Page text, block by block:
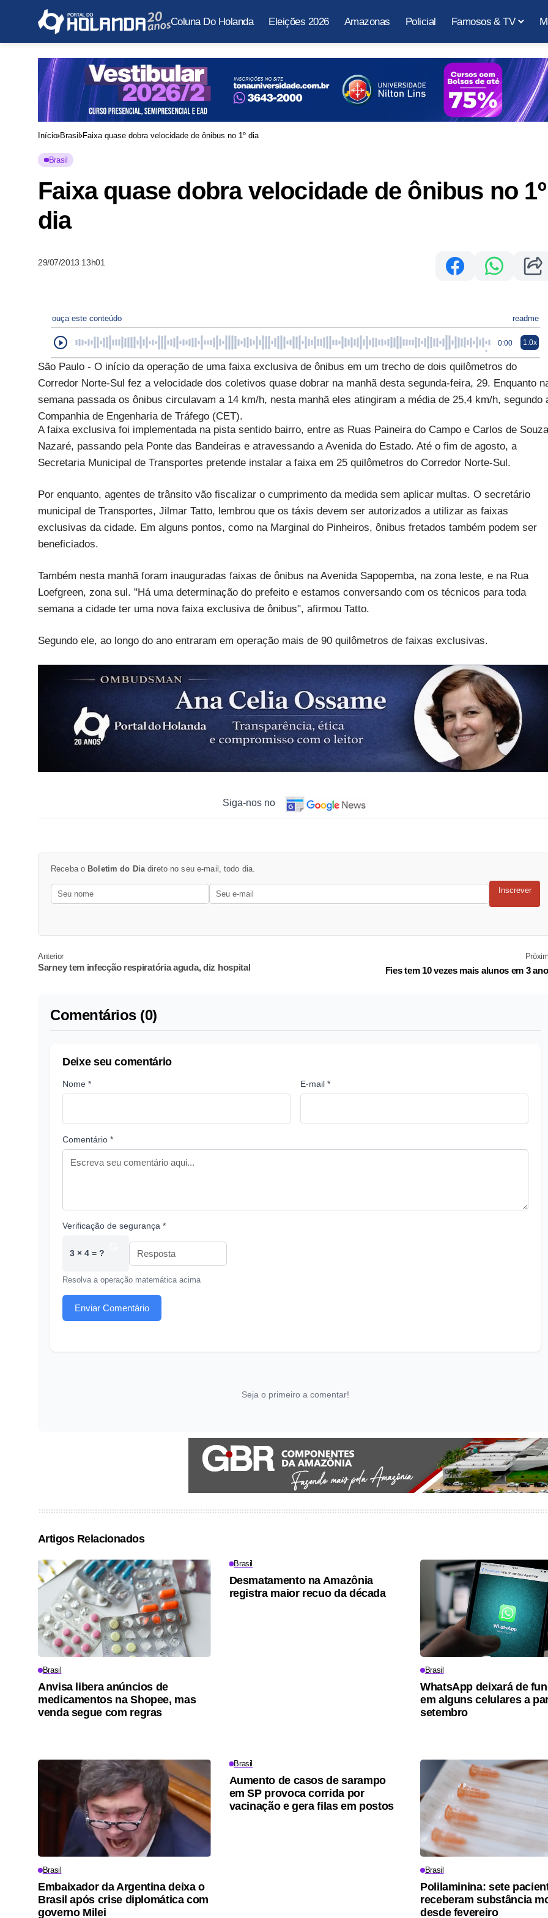
Coluna Do Holanda Eleições 2026 Amazonas Policial Famosos & TV
Início Brasil Faixa quase dobra velocidade de ônibus no 1º dia
Brasil
Faixa quase dobra velocidade de ônibus no 1º
dia
29/07/2013 13h01
ouça este conteúdo readme
0:00 1.0x
São Paulo - O início da operação de uma faixa exclusiva de ônibus em um trecho de dois quilômetros do
Corredor Norte-Sul fez a velocidade dos coletivos quase dobrar na manhã desta segunda-feira, 29. Enquanto
semana passada os ônibus circulavam a 14 km/h, nesta manhã eles atingiram a média de 25,4 km/h, segundo
Companhia de Engenharia de Tráfego (CET).
A faixa exclusiva foi implementada na pista sentido bairro, entre as Ruas Paineira do Campo e Carlos de Souza
Nazaré, passando pela Ponte das Bandeiras e atravessando a Avenida do Estado. Até o fim de agosto, a
Secretaria Municipal de Transportes pretende instalar a faixa em 25 quilômetros do Corredor Norte-Sul.
Por enquanto, agentes de trânsito vão fiscalizar o cumprimento da medida sem aplicar multas. O secretário
municipal de Transportes, Jilmar Tatto, lembrou que os táxis devem ser autorizados a utilizar as faixas
exclusivas da cidade. Em alguns pontos, como na Marginal do Pinheiros, ônibus fretados também podem ser
beneficiados.
Também nesta manhã foram inauguradas faixas de ônibus na Avenida Sapopemba, na zona leste, e na Rua
Loefgreen, zona sul. "Há uma determinação do prefeito e estamos conversando com os técnicos para toda
semana a cidade ter uma nova faixa exclusiva de ônibus", afirmou Tatto.
Segundo ele, ao longo do ano entraram em operação mais de 90 quilômetros de faixas exclusivas.
Siga-nos no
Receba o Boletim do Diadireto no seu e-mail, todo dia.
Inscrever
Anterior
Sarney tem infecção respiratória aguda, diz hospital Fies tem 10 vezes mais alunos em 3
Comentários (0)
Deixe seu comentário
Nome * E-mail *
Comentário *
Verificação de segurança *
3 × 4 = ?
Resolva a operação matemática acima
Enviar Comentário
Seja o primeiro a comentar!
Artigos Relacionados
Brasil
Anvisa libera anúncios de
medicamentos na Shopee, mas
venda segue com regras
Brasil
Desmatamento na Amazônia
registra maior recuo da década
Brasil
WhatsApp deixará de
em alguns celulares a
setembro
Brasil
Embaixador da Argentina deixa o
Brasil após crise diplomática com
governo Milei
Brasil
Aumento de casos de sarampo
em SP provoca corrida por
vacinação e gera filas em postos
Brasil
Polilaminina: sete
receberam substância
desde fevereiro